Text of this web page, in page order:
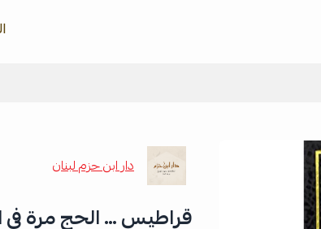
دار ابن حزم لبنان
قراطيس … الحج مرة في